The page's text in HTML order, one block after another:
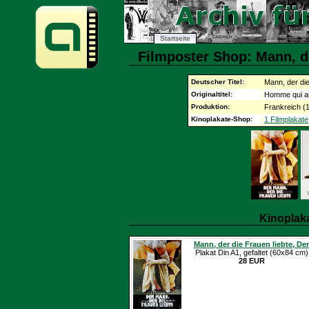
Startseite
Filmposter Shop: Mann,
Deutscher Titel: Mann, der
Originaltitel: Homme qui
Produktion: Frankreich
Kinoplakate-Shop: 1 Filmplakate
Mann, der die Frauen liebte, Der
Plakat Din A1, gefaltet (60x84 cm)
28 EUR